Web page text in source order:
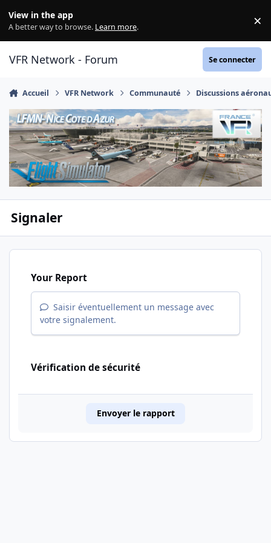
View in the app
A better way to browse. Learn more. ×
VFR Network - Forum Se connecter
Accueil VFR Network Communauté Discussions
Signaler
Your Report
Saisir éventuellement un message avec
votre signalement.
Vérification de sécurité
Envoyer le rapport